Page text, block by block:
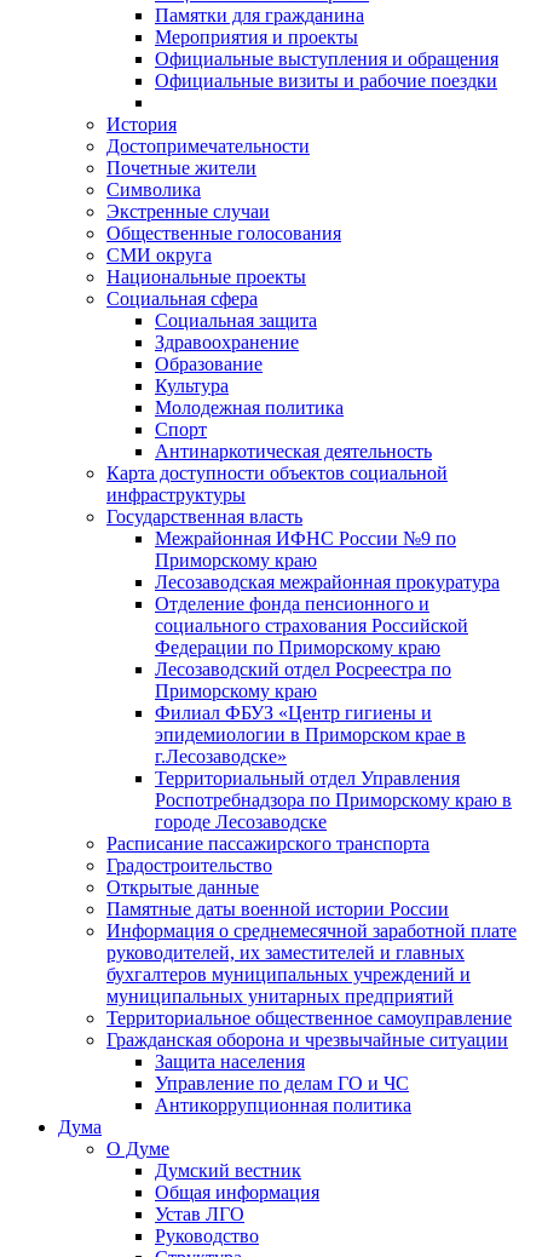
Памятки для гражданина
Мероприятия и проекты
Официальные выступления и обращения
Официальные визиты и рабочие поездки
История
Достопримечательности
Почетные жители
Символика
Экстренные случаи
Общественные голосования
СМИ округа
Национальные проекты
Социальная сфера
Социальная защита
Здравоохранение
Образование
Культура
Молодежная политика
Спорт
Антинаркотическая деятельность
Карта доступности объектов социальной
инфраструктуры
Государственная власть
Межрайонная ИФНС России №9 по
Приморскому краю
Лесозаводская межрайонная прокуратура
Отделение фонда пенсионного и
социального страхования Российской
Федерации по Приморскому краю
Лесозаводский отдел Росреестра по
Приморскому краю
Филиал ФБУЗ «Центр гигиены и
эпидемиологии в Приморском крае в
г.Лесозаводске»
Территориальный отдел Управления
Роспотребнадзора по Приморскому краю в
городе Лесозаводске
Расписание пассажирского транспорта
Градостроительство
Открытые данные
Памятные даты военной истории России
Информация о среднемесячной заработной плате
руководителей, их заместителей и главных
бухгалтеров муниципальных учреждений и
муниципальных унитарных предприятий
Территориальное общественное самоуправление
Гражданская оборона и чрезвычайные ситуации
Защита населения
Управление по делам ГО и ЧС
Антикоррупционная политика
Дума
О Думе
Думский вестник
Общая информация
Устав ЛГО
Руководство